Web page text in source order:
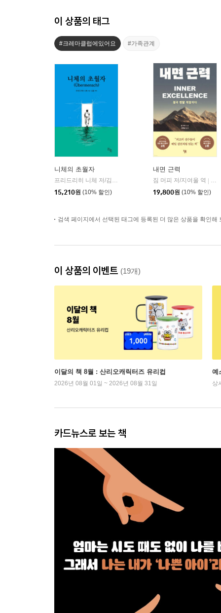
이 상품의 태그
#크레마클럽에있어요 #가족관계
니체의 초월자
프리드리히 니체 저/김철 편역
15,210원 (10% 할인)
내면 근력
짐 머피 저/지여울 역
윌
19,800원 (10% 할인)
검색 페이지에서 선택된 태그에 등록된 더 많은 상품을 확인해
이 상품의 이벤트 (19개)
이달의 책 8월 : 산리오캐릭터즈 유리컵
2026년 08월 01일 ~ 2026년 08월 31일
예
상
카드뉴스로 보는 책